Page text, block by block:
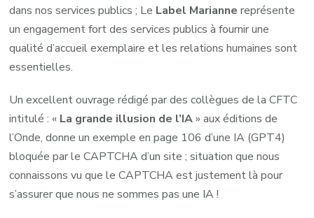
dans nos services publics ; Le Label Marianne représente
un engagement fort des services publics à fournir une
qualité d’accueil exemplaire et les relations humaines sont
essentielles.
Un excellent ouvrage rédigé par des collègues de la CFTC
intitulé : « La grande illusion de l’IA» aux éditions de
l’Onde, donne un exemple en page 106 d’une IA (GPT4)
bloquée par le CAPTCHA d’un site ; situation que nous
connaissons vu que le CAPTCHA est justement là pour
s’assurer que nous ne sommes pas une IA !